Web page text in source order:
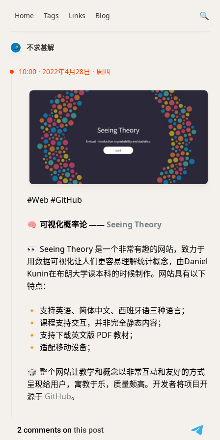
不求甚解
10:00 · 2022年4月28日 · 周四
#Web #GitHub
🧠 可视化概率论 ——Seeing Theory
👀 Seeing Theory 是一个非常有趣的网站，致力于
用数据可视化让人们更容易理解统计概念，由Daniel
Kunin在布朗大学读本科的时候制作。网站具有以下
特点：
🔸
支持英语、简体中文、西班牙语三种语言；
🔸 课程支持交互，并非完全静态内容；
🔸
支持下载英文版 PDF 教材；
🔸 适配移动设备；
🎲 整个网站让教学和概念以非常互动和友好的方式
呈现给用户，寓教于乐，质量颇高。开发者将项目开
源于 GitHub。
Home Tags Links Blog